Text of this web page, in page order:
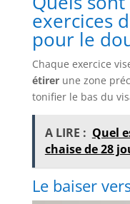
exercices
pour le
Chaque exercice
étirerune zone
tonifier le bas du
A LIRE : Quel
chaise de 28
Le baiser